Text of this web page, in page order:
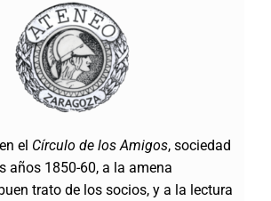
el Círculo de los Amigos, sociedad
años 1850-60, a la amena
trato de los socios, y a la lectura